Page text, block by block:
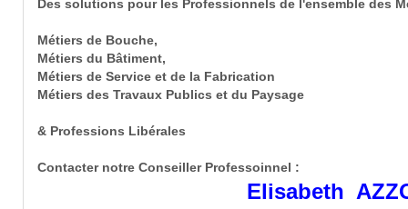
Des solutions pour les Professionnels de l'ensemble des
Métiers de Bouche,
Métiers du Bâtiment,
Métiers de Service et de la Fabrication
Métiers des Travaux Publics et du Paysage
& Professions Libérales
Contacter notre Conseiller Professoinnel :
Elisabeth